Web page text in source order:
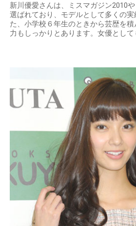
新川優愛さんは、ミスマガジン2010
選ばれており、モデルとして多くの
た、小学校６年生のときから芸歴を
力もしっかりとあります。女優として